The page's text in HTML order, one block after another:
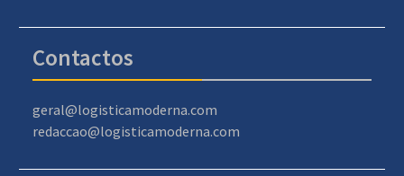
Contactos
geral@logisticamoderna.com
redaccao@logisticamoderna.com